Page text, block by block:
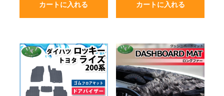
カートに入れる カートに入れる